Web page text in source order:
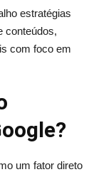
estratégias
conteúdos,
com foco em
um fator direto